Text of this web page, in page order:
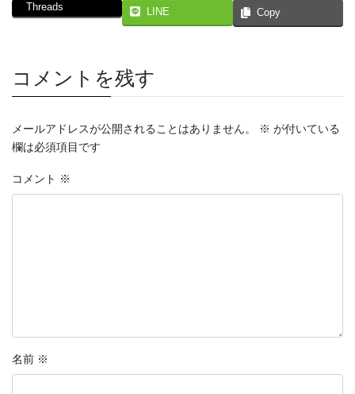
Threads
LINE Copy
コメントを残す
メールアドレスが公開されることはありません。 ※ が付いている
欄は必須項目です
コメント ※
名前 ※